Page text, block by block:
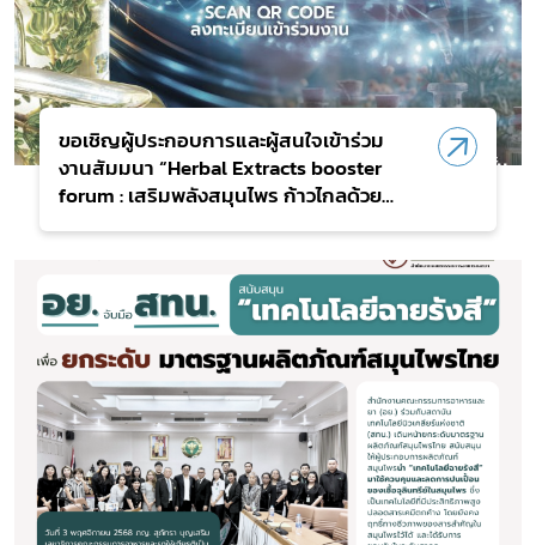
ขอเชิญผู้ประกอบการและผู้สนใจเข้าร่วม
งานสัมมนา “Herbal Extracts booster
forum : เสริมพลังสมุนไพร ก้าวไกลด้วย